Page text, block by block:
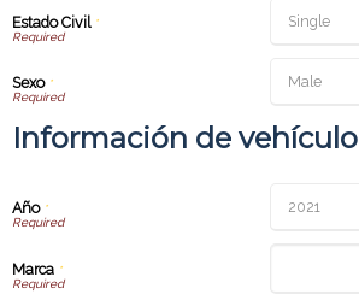
Estado Civil*
Sexo*
Información de vehículo
Año*
Marca *